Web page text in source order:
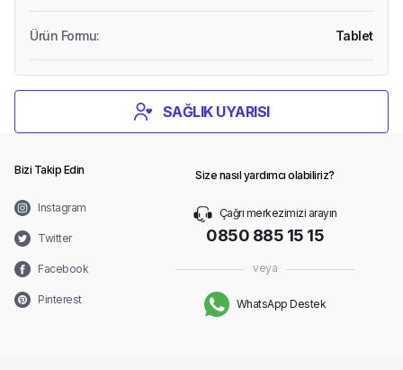
Ürün Formu: Tablet
SAĞLIK UYARISI
Bizi Takip Edin
Instagram
Twitter
Facebook
Pinterest
Size nasıl yardımcı olabiliriz?
Çağrı merkezimizi arayın
0850 885 15 15
veya
WhatsApp Destek